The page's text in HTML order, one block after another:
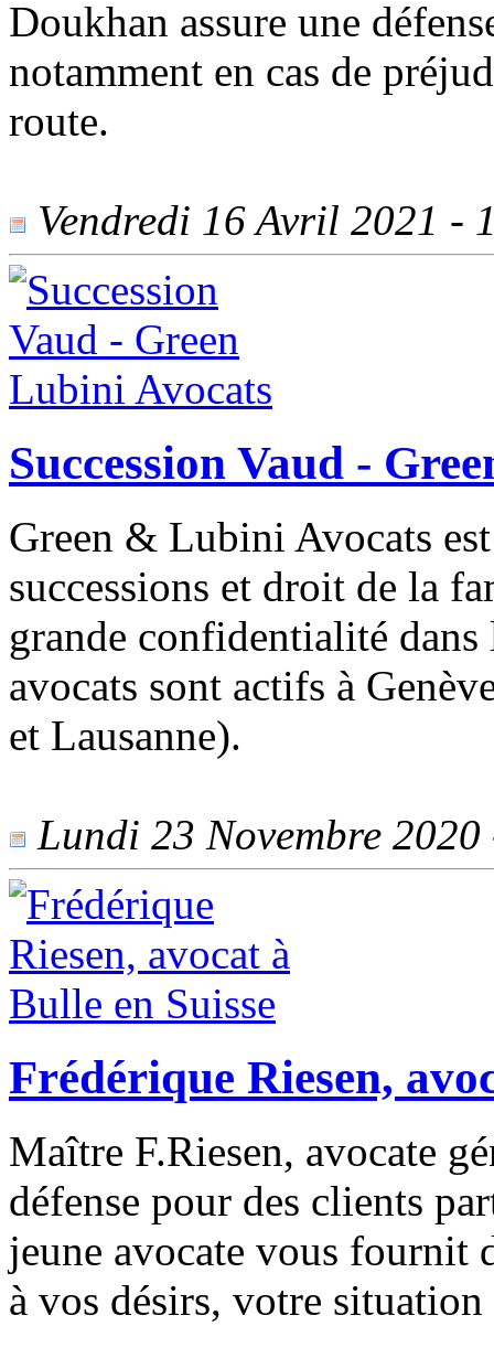
Doukhan assure une
notamment en cas de
route.
Vendredi 16 Avril 2021 -
Succession Vaud -
Green & Lubini Avocats
successions et droit de la
grande confidentialité dans
avocats sont actifs à
et Lausanne).
Lundi 23 Novembre 2020
Frédérique Riesen,
Maître F.Riesen, avocate
défense pour des clients
jeune avocate vous fournit
à vos désirs, votre